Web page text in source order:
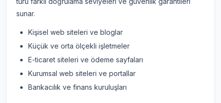
sunar.
Kişisel web siteleri ve bloglar
Küçük ve orta ölçekli işletmeler
E-ticaret siteleri ve ödeme sayfaları
Kurumsal web siteleri ve portallar
Bankacılık ve finans kuruluşları